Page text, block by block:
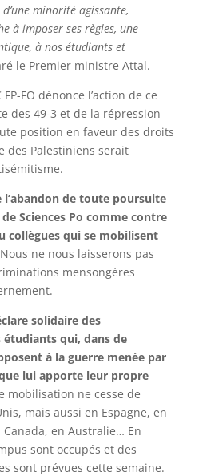
minorité agissante,
à imposer ses règles, une
à nos étudiants et
le Premier ministre Attal.
FO dénonce l’action de ce
des 49-3 et de la répression
position en faveur des droits
des Palestiniens serait
l’abandon de toute poursuite
Sciences Po comme contre
collègues qui se mobilisent
Nous ne nous laisserons pas
mensongères
solidaire des
qui, dans de
à la guerre menée par
lui apporte leur propre
mobilisation ne cesse de
mais aussi en Espagne, en
en Australie… En
sont occupés et des
sont prévues cette semaine.